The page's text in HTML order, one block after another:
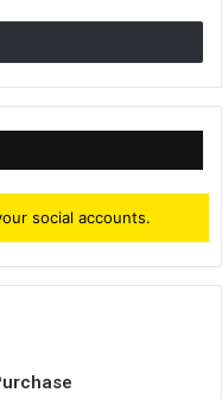
social accounts.